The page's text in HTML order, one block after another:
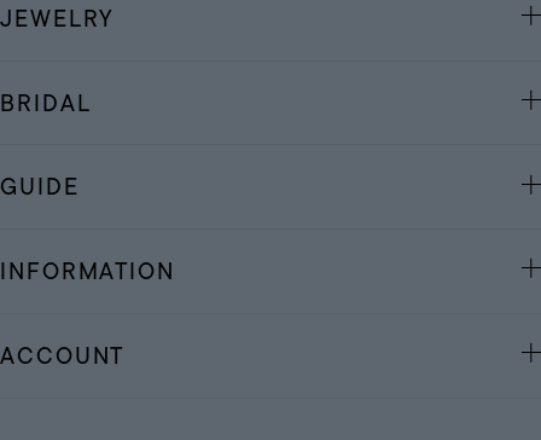
JEWELRY
BRIDAL
GUIDE
INFORMATION
ACCOUNT